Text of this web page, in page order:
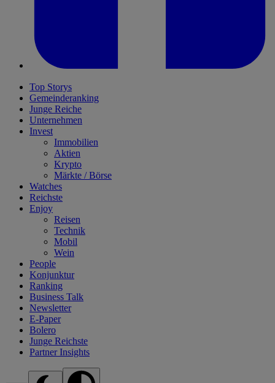
Top Storys
Gemeinderanking
Junge Reiche
Unternehmen
Invest
Immobilien
Aktien
Krypto
Märkte / Börse
Watches
Reichste
Enjoy
Reisen
Technik
Mobil
Wein
People
Konjunktur
Ranking
Business Talk
Newsletter
E-Paper
Bolero
Junge Reichste
Partner Insights